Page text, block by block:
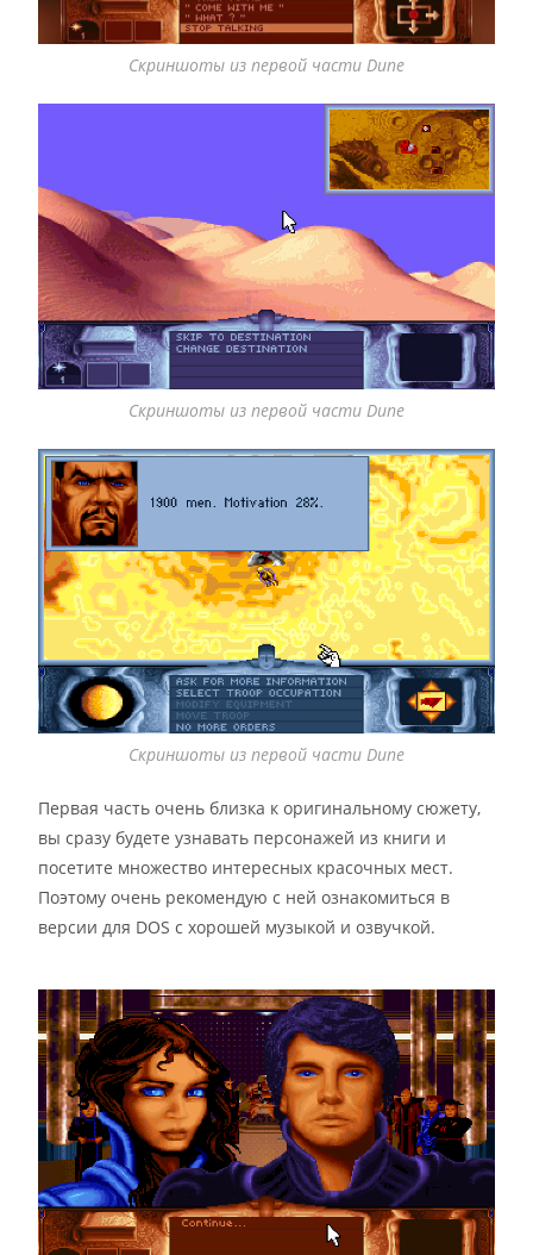
Скриншоты из первой части Dune
Скриншоты из первой части Dune
Скриншоты из первой части Dune
Первая часть очень близка к оригинальному сюжету,
вы сразу будете узнавать персонажей из книги и
посетите множество интересных красочных мест.
Поэтому очень рекомендую с ней ознакомиться в
версии для DOS с хорошей музыкой и озвучкой.